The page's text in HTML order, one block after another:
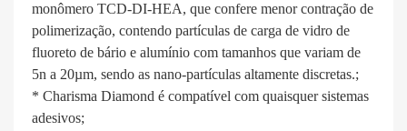
monômero TCD-DI-HEA, que confere menor contração de
polimerização, contendo partículas de carga de vidro de
fluoreto de bário e alumínio com tamanhos que variam de
5n a 20µm, sendo as nano-partículas altamente discretas.;
* Charisma Diamond é compatível com quaisquer sistemas
adesivos;